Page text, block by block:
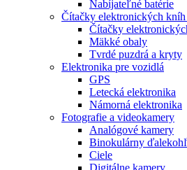
Nabíjateľné batérie
Čítačky elektronických kníh
Čítačky
Mäkké obaly
Tvrdé puzdrá a kryty
Elektronika pre vozidlá
GPS
Letecká elektronika
Námorná elektronika
Fotografie a videokamery
Analógové kamery
Binokulárny
Ciele
Digitálne kamery